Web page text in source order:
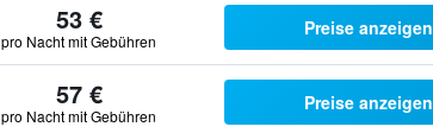
53 €
pro Nacht mit Gebühren
Preise anzeigen
57 €
pro Nacht mit Gebühren
Preise anzeigen